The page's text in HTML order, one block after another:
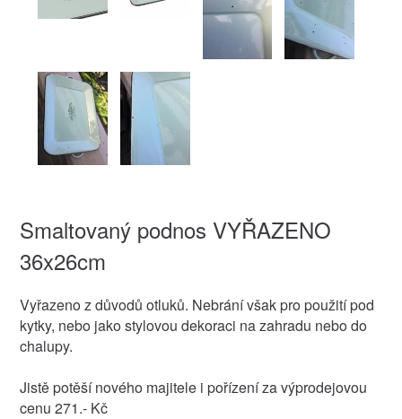
Smaltovaný podnos VYŘAZENO
36x26cm
Vyřazeno z důvodů otluků. Nebrání však pro použití pod
kytky, nebo jako stylovou dekoraci na zahradu nebo do
chalupy.
Jistě potěší nového majitele i pořízení za výprodejovou
cenu 271.- Kč